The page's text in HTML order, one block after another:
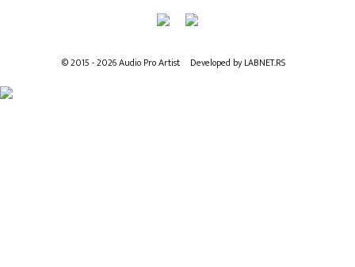
© 2015 - 2026 Audio Pro Artist Developed by LABNET.RS